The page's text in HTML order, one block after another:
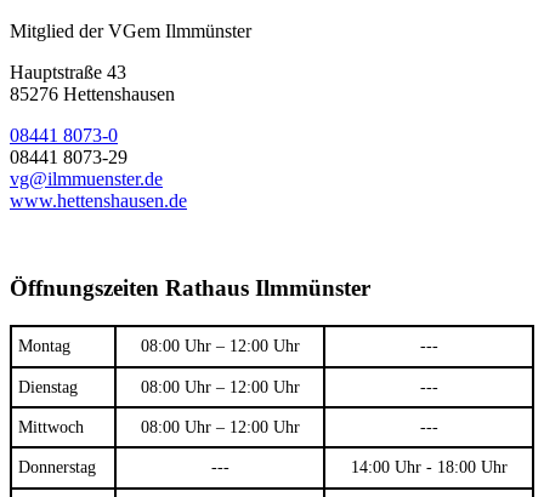
Mitglied der VGem Ilmmünster
Hauptstraße 43
85276 Hettenshausen
08441 8073-0
08441 8073-29
vg@ilmmuenster.de
www.hettenshausen.de
Öffnungszeiten Rathaus Ilmmünster
Montag 08:00 Uhr – 12:00 Uhr ---
Dienstag 08:00 Uhr – 12:00 Uhr ---
Mittwoch 08:00 Uhr – 12:00 Uhr ---
Donnerstag --- 14:00 Uhr - 18:00 Uhr